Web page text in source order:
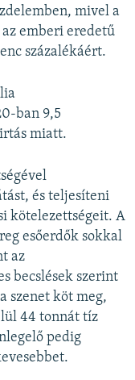
mivel a
emberi eredetű
százalékáért.
ban 9,5
miatt.
és teljesíteni
kötelezettségeit. A
esőerdők sokkal
az
becslések szerint
szenet köt meg,
44 tonnát tíz
pedig